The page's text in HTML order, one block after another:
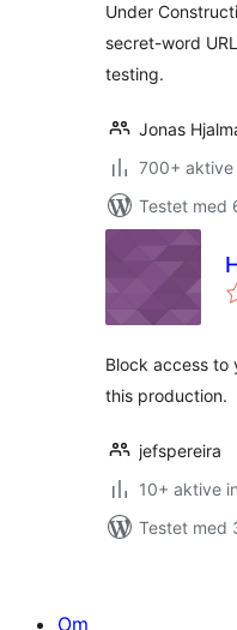
Under
secret-word
testing.
Jonas
700+ aktive
Testet med
Block access to
this production.
jefspereira
10+ aktive
Testet med
Om